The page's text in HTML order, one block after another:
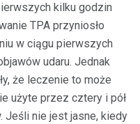
kilku godzin
TPA przyniosło
w ciągu pierwszych
udaru. Jednak
że leczenie to może
użyte przez cztery i pół
Jeśli nie jest jasne, kiedy